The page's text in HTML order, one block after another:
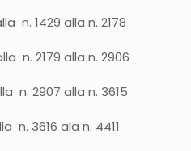
n. 1429 alla n. 2178
n. 2179 alla n. 2906
n. 2907 alla n. 3615
n. 3616 ala n. 4411